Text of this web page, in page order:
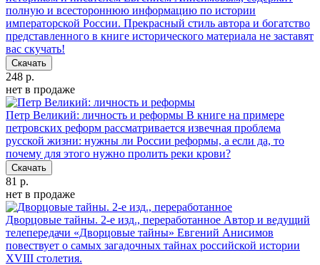
полную и всестороннюю информацию по истории
императорской России. Прекрасный стиль автора и богатство
представленного в книге исторического материала не заставят
вас скучать!
Скачать
248 р.
нет в продаже
Петр Великий: личность и реформы В книге на примере
петровских реформ рассматривается извечная проблема
русской жизни: нужны ли России реформы, а если да, то
почему для этого нужно пролить реки крови?
Скачать
81 р.
нет в продаже
Дворцовые тайны. 2-е изд., переработанное Автор и ведущий
телепередачи «Дворцовые тайны» Евгений Анисимов
повествует о самых загадочных тайнах российской истории
ХVIII столетия.